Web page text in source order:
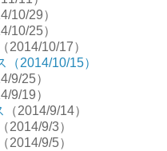
10/29）
10/25）
（2014/10/17）
2014/10/15）
9/25）
9/19）
（2014/9/14）
（2014/9/3）
（2014/9/5）